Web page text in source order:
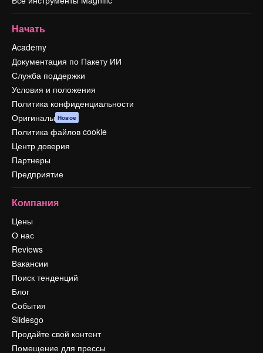
Начать
Academy
Документация по Пакету ИИ
Служба поддержки
Условия и положения
Политика конфиденциальности
Оригиналы Новое
Политика файлов cookie
Центр доверия
Партнеры
Предприятие
Компания
Цены
О нас
Reviews
Вакансии
Поиск тенденций
Блог
События
Slidesgo
Продайте свой контент
Помещение для прессы